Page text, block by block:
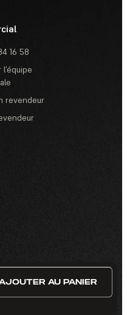
AU PANIER
16 58
revendeur
au sort